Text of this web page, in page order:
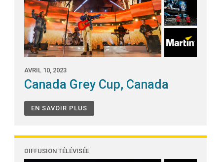
AVRIL 10, 2023
Canada Grey Cup, Canada
EN SAVOIR PLUS
DIFFUSION TÉLÉVISÉE